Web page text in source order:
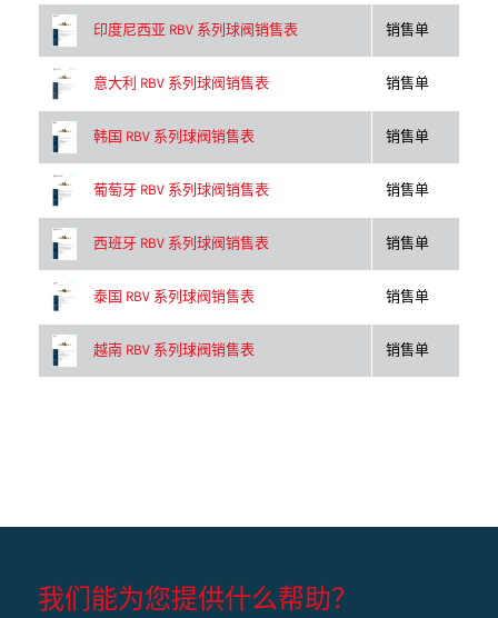
印度尼西亚 RBV 系列球阀销售表 销售单
意大利 RBV 系列球阀销售表 销售单
韩国 RBV 系列球阀销售表 销售单
葡萄牙 RBV 系列球阀销售表 销售单
西班牙 RBV 系列球阀销售表 销售单
泰国 RBV 系列球阀销售表 销售单
越南 RBV 系列球阀销售表 销售单
我们能为您提供什么帮助？